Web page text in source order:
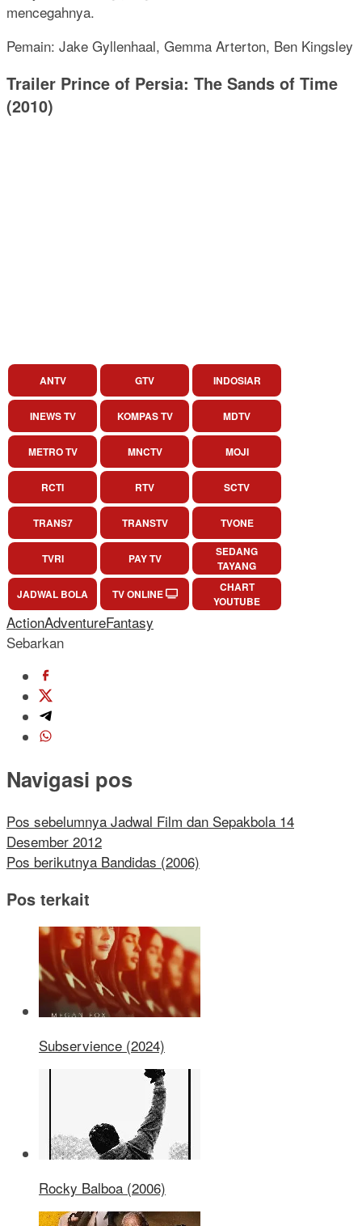
mencegahnya.
Pemain: Jake Gyllenhaal, Gemma Arterton, Ben Kingsley
Trailer Prince of Persia: The Sands of Time
(2010)
ANTV GTV INDOSIAR
INEWS TV KOMPAS TV MDTV
METRO TV MNCTV MOJI
RCTI RTV SCTV
TRANS7 TRANSTV TVONE
TVRI PAY TV
SEDANG
TAYANG
JADWAL BOLA
TV ONLINE
CHART
YOUTUBE
ActionAdventureFantasy
Sebarkan
Navigasi pos
Pos sebelumnya Jadwal Film dan Sepakbola 14
Desember 2012
Pos berikutnya Bandidas (2006)
Pos terkait
Subservience (2024)
Rocky Balboa (2006)